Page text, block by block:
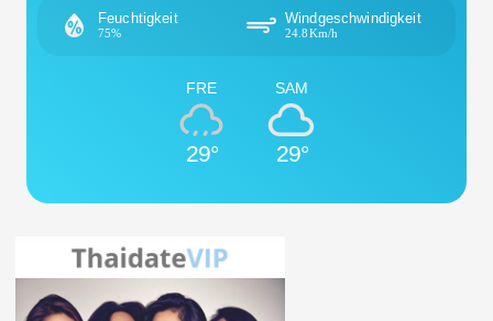
Feuchtigkeit
75%
Windgeschwindigkeit
24.8Km/h
FRE
29°
SAM
29°